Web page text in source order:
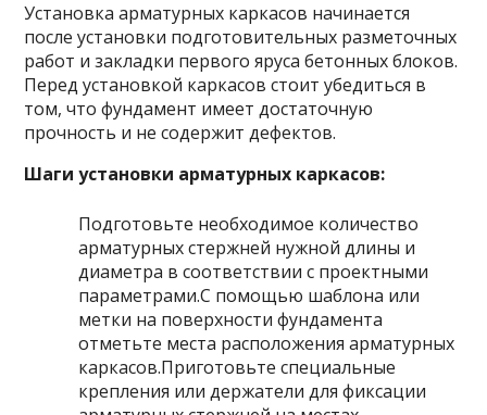
Установка арматурных каркасов начинается
после установки подготовительных разметочных
работ и закладки первого яруса бетонных блоков.
Перед установкой каркасов стоит убедиться в
том, что фундамент имеет достаточную
прочность и не содержит дефектов.
Шаги установки арматурных каркасов:
Подготовьте необходимое количество
арматурных стержней нужной длины и
диаметра в соответствии с проектными
параметрами.С помощью шаблона или
метки на поверхности фундамента
отметьте места расположения арматурных
каркасов.Приготовьте специальные
крепления или держатели для фиксации